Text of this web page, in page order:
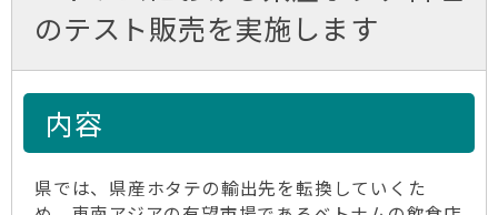
のテスト販売を実施します
内容
県では、県産ホタテの輸出先を転換していくた